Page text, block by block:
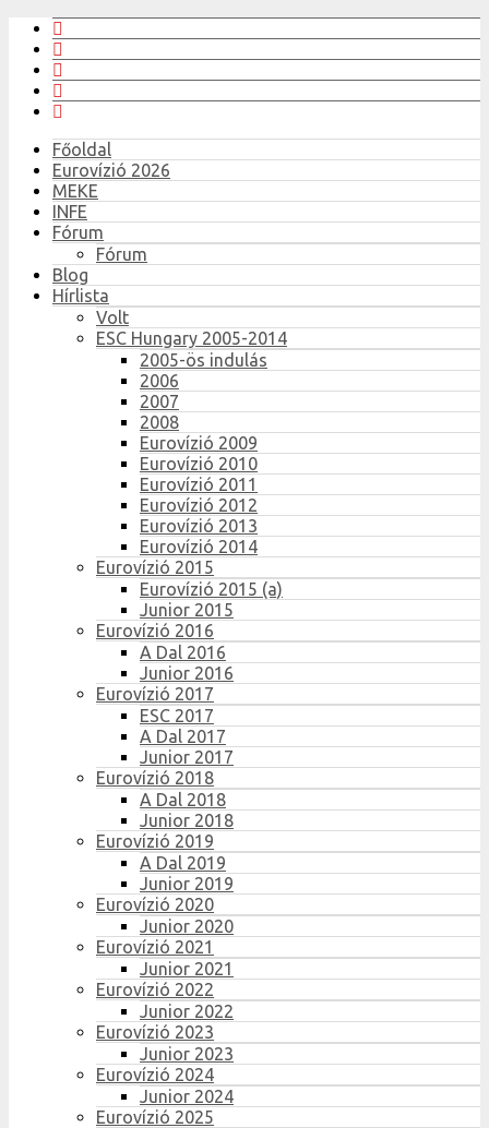
Főoldal
Eurovízió 2026
MEKE
INFE
Fórum
Fórum
Blog
Hírlista
Volt
ESC Hungary 2005-2014
2005-ös indulás
2006
2007
2008
Eurovízió 2009
Eurovízió 2010
Eurovízió 2011
Eurovízió 2012
Eurovízió 2013
Eurovízió 2014
Eurovízió 2015
Eurovízió 2015 (a)
Junior 2015
Eurovízió 2016
A Dal 2016
Junior 2016
Eurovízió 2017
ESC 2017
A Dal 2017
Junior 2017
Eurovízió 2018
A Dal 2018
Junior 2018
Eurovízió 2019
A Dal 2019
Junior 2019
Eurovízió 2020
Junior 2020
Eurovízió 2021
Junior 2021
Eurovízió 2022
Junior 2022
Eurovízió 2023
Junior 2023
Eurovízió 2024
Junior 2024
Eurovízió 2025